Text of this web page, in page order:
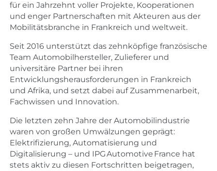
für ein Jahrzehnt voller Projekte, Kooperationen
und enger Partnerschaften mit Akteuren aus der
Mobilitätsbranche in Frankreich und weltweit.
Seit 2016 unterstützt das zehnköpfige französische
Team Automobilhersteller, Zulieferer und
universitäre Partner bei ihren
Entwicklungsherausforderungen in Frankreich
und Afrika, und setzt dabei auf Zusammenarbeit,
Fachwissen und Innovation.
Die letzten zehn Jahre der Automobilindustrie
waren von großen Umwälzungen geprägt:
Elektrifizierung, Automatisierung und
Digitalisierung – und IPG Automotive France hat
stets aktiv zu diesen Fortschritten beigetragen,